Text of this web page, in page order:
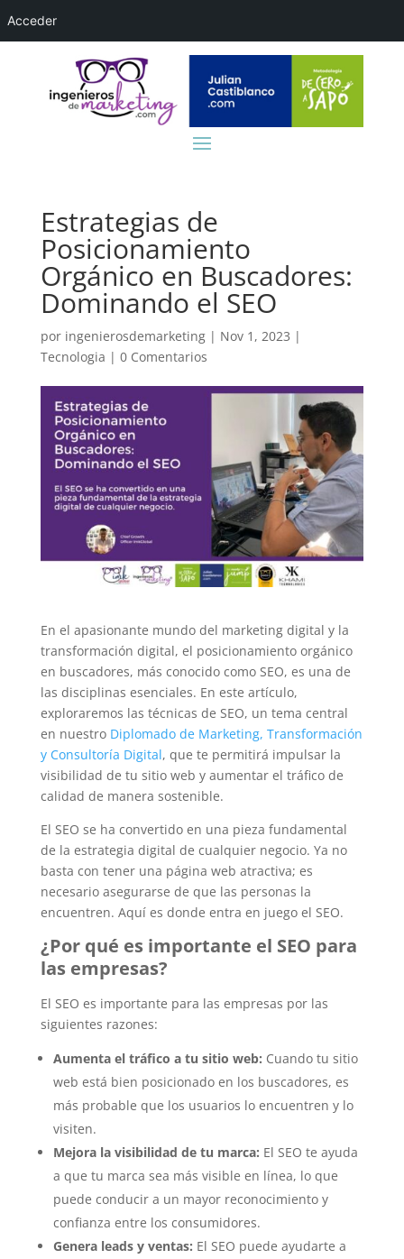
Estrategias de
Posicionamiento
Orgánico en Buscadores:
Dominando el SEO
por ingenierosdemarketing| Nov 1, 2023 |
Tecnologia | 0 Comentarios
En el apasionante mundo del marketing digital y la
transformación digital, el posicionamiento orgánico
en buscadores, más conocido como SEO, es una de
las disciplinas esenciales. En este artículo,
exploraremos las técnicas de SEO, un tema central
en nuestro Diplomado de Marketing, Transformación
y Consultoría Digital, que te permitirá impulsar la
visibilidad de tu sitio web y aumentar el tráfico de
calidad de manera sostenible.
El SEO se ha convertido en una pieza fundamental
de la estrategia digital de cualquier negocio. Ya no
basta con tener una página web atractiva; es
necesario asegurarse de que las personas la
encuentren. Aquí es donde entra en juego el SEO.
¿Por qué es importante el SEO para
las empresas?
El SEO es importante para las empresas por las
siguientes razones:
Aumenta el tráfico a tu sitio web: Cuando tu sitio
web está bien posicionado en los buscadores, es
más probable que los usuarios lo encuentren y lo
visiten.
Mejora la visibilidad de tu marca: El SEO te ayuda
a que tu marca sea más visible en línea, lo que
puede conducir a un mayor reconocimiento y
confianza entre los consumidores.
Genera leads y ventas: El SEO puede ayudarte a
Acceder